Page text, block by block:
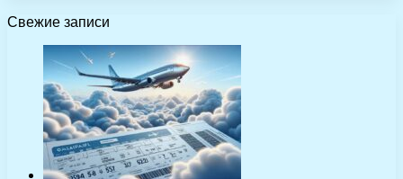
Свежие записи